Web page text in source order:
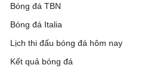
Bóng đá TBN
Bóng đá Italia
Lịch thi đấu bóng đá hôm nay
Kết quả bóng đá